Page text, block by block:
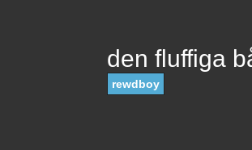
den fluffiga
rewdboy